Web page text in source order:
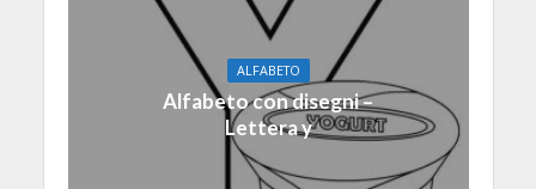
ALFABETO
Alfabeto con disegni –
Lettera y